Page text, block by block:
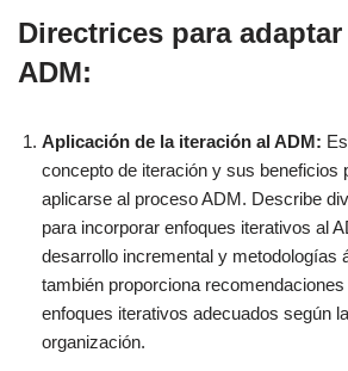
Directrices para
ADM:
Aplicación de la iteración al ADM:
concepto de iteración y sus beneficios
aplicarse al proceso ADM. Describe
para incorporar enfoques iterativos al
desarrollo incremental y metodologías
también proporciona
enfoques iterativos adecuados según
organización.